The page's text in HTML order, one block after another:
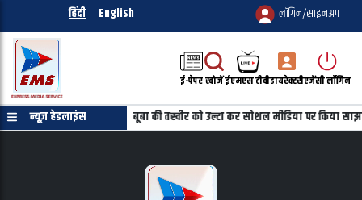
हिंदी English लॉगिन/साइनअप
ई-पेपरखोजेंईएमएस टीवीडायरेक्टरीएजेंसी लॉगिन
न्यूज़ हेडलाइंस
की जरुरत नहीं महबूबा की तस्वीर को उल्टा कर सोशल मीडिया पर किया साझा